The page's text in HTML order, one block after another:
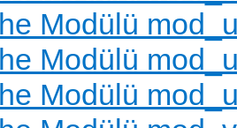
Modülü
Modülü
Modülü